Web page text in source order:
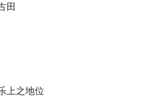
田
上之地位